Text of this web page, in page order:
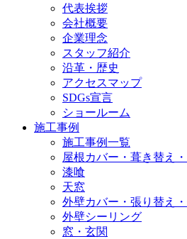
代表挨拶
会社概要
企業理念
スタッフ紹介
沿革・歴史
アクセスマップ
SDGs宣言
ショールーム
施工事例
施工事例一覧
屋根カバー・葺き替え
漆喰
天窓
外壁カバー・張り替え
外壁シーリング
窓・玄関